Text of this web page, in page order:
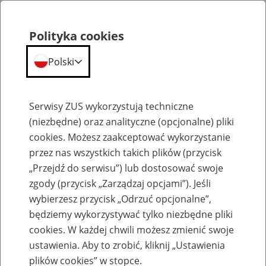
Szkolenia
Zaproś ZUS do siebie: Aktywni 50+
Polityka cookies
Polski
Serwisy ZUS wykorzystują techniczne
(niezbędne) oraz analityczne (opcjonalne) pliki
cookies. Możesz zaakceptować wykorzystanie
przez nas wszystkich takich plików (przycisk
„Przejdź do serwisu”) lub dostosować swoje
zgody (przycisk „Zarządzaj opcjami”). Jeśli
wybierzesz przycisk „Odrzuć opcjonalne”,
będziemy wykorzystywać tylko niezbędne pliki
cookies. W każdej chwili możesz zmienić swoje
ustawienia. Aby to zrobić, kliknij „Ustawienia
plików cookies” w stopce.